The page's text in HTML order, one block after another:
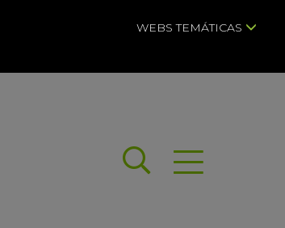
WEBS TEMÁTICAS
BuscarAbrir menú